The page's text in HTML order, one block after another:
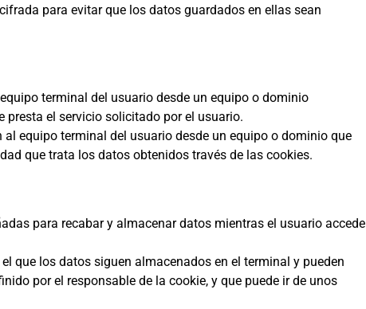
para evitar que los datos guardados en ellas sean
terminal del usuario desde un equipo o dominio
presta el servicio solicitado por el usuario.
al equipo terminal del usuario desde un equipo o dominio que
que trata los datos obtenidos través de las cookies.
para recabar y almacenar datos mientras el usuario accede
que los datos siguen almacenados en el terminal y pueden
por el responsable de la cookie, y que puede ir de unos